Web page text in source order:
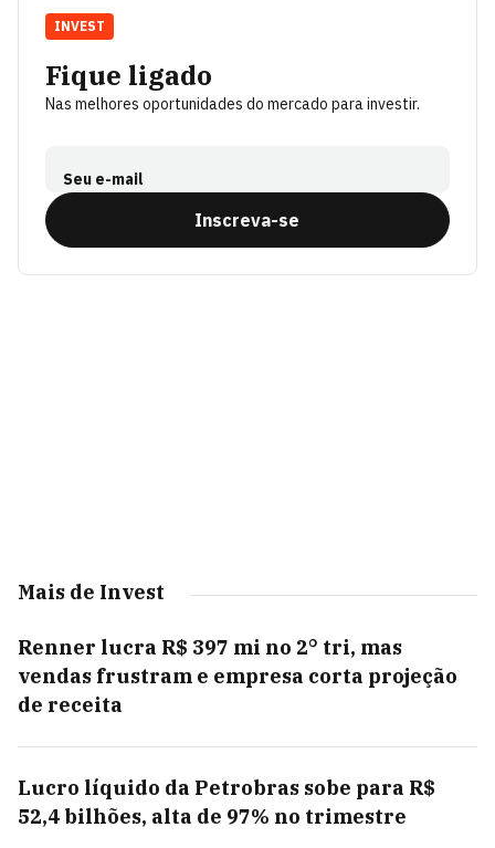
Fique ligado
Nas melhores oportunidades do mercado para investir.
Seu e-mail
Inscreva-se
INVEST
Mais de Invest
Renner lucra R$ 397 mi no 2° tri, mas
vendas frustram e empresa corta projeção
de receita
Lucro líquido da Petrobras sobe para R$
52,4 bilhões, alta de 97% no trimestre